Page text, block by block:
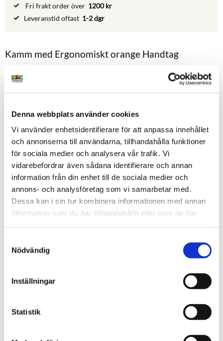
Denna webbplats använder cookies
Vi använder enhetsidentifierare för att anpassa innehållet
och annonserna till användarna, tillhandahålla funktioner
för sociala medier och analysera vår trafik. Vi
vidarebefordrar även sådana identifierare och annan
information från din enhet till de sociala medier och
annons- och analysföretag som vi samarbetar med.
Dessa kan i sin tur kombinera informationen med annan
information som du har tillhandahållit eller som de har
Nödvändig
Inställningar
Statistik
Fri frakt order över 1200 kr
Leveranstid oftast 1-2 dgr
Kamm med Ergonomiskt orange Handtag
Kamm med 29 tänder, perfekt för hundar och katter med långt
eller tunt hår. Ergonomiskt handtag för bekväm användning,
även för känsliga djur.
Dela med dig
F
c
e
o
o
Andra köpte också
1KG